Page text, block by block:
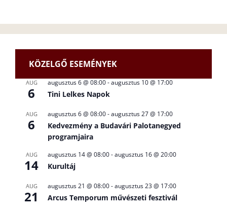
KÖZELGŐ ESEMÉNYEK
AUG
6
augusztus 6 @ 08:00-augusztus 10 @ 17:00
Tini Lelkes Napok
AUG
6
augusztus 6 @ 08:00-augusztus 27 @ 17:00
Kedvezmény a Budavári Palotanegyed
programjaira
AUG
14
augusztus 14 @ 08:00-augusztus 16 @ 20:00
Kurultáj
AUG
21
augusztus 21 @ 08:00-augusztus 23 @ 17:00
Arcus Temporum művészeti fesztivál